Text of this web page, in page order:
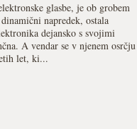
glasbe, je ob grobem
napredek, ostala
dejansko s svojimi
A vendar se v njenem osrčju
let, ki...